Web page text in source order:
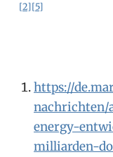
[2][5]
https://
nachrichten/
energy-
milliarden-